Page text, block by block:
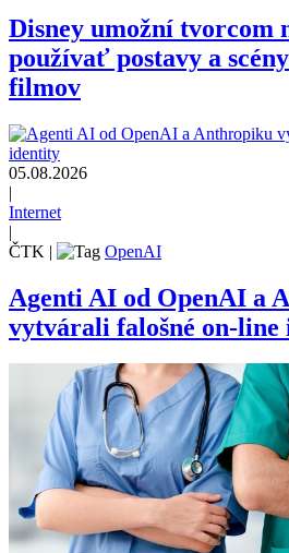
Disney umožní tvorcom
používať postavy a
filmov
05.08.2026
|
Internet
|
ČTK | OpenAI
Agenti AI od OpenAI a
vytvárali falošné on-line